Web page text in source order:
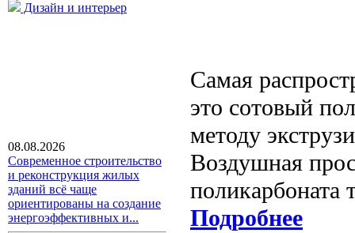
Дизайн и интерьер
08.08.2026
Современное строительство
и реконструкция жилых
зданий всё чаще
ориентированы на создание
энергоэффективных и...
Самая
это сотовый
методу
Воздушная
поликарбоната
Подробнее